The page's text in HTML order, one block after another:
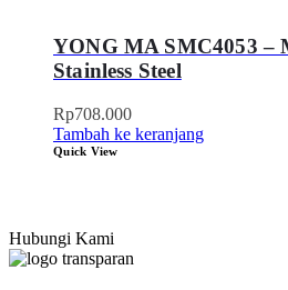
YONG MA SMC4053 –
Stainless Steel
Rp708.000
Tambah ke keranjang
Quick View
Hubungi Kami